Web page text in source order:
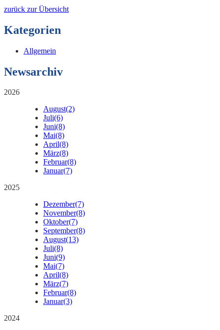
zurück zur Übersicht
Kategorien
Allgemein
Newsarchiv
2026
August(2)
Juli(6)
Juni(8)
Mai(8)
April(8)
März(8)
Februar(8)
Januar(7)
2025
Dezember(7)
November(8)
Oktober(7)
September(8)
August(13)
Juli(8)
Juni(9)
Mai(7)
April(8)
März(7)
Februar(8)
Januar(3)
2024